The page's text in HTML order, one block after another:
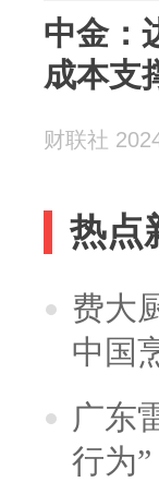
中金：
成本支
财联社
热点
费大
中国
广东
行为